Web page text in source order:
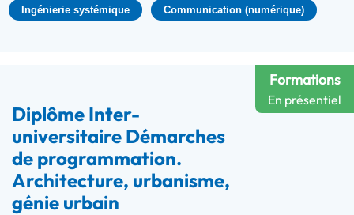
Ingénierie systémique Communication (numérique)
Formations
En présentiel
Diplôme Inter-
universitaire Démarches
de programmation.
Architecture, urbanisme,
génie urbain